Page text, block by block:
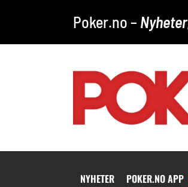
Poker.no –
NYHETER POKER.NO APP